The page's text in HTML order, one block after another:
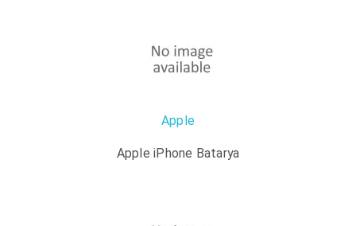
Apple
Apple iPhone Batarya